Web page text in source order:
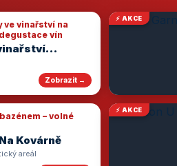
ve vinařství na
vín
Zobrazit →
⚡ AKCE
– volné
Kovárně
areál
⚡ AKCE